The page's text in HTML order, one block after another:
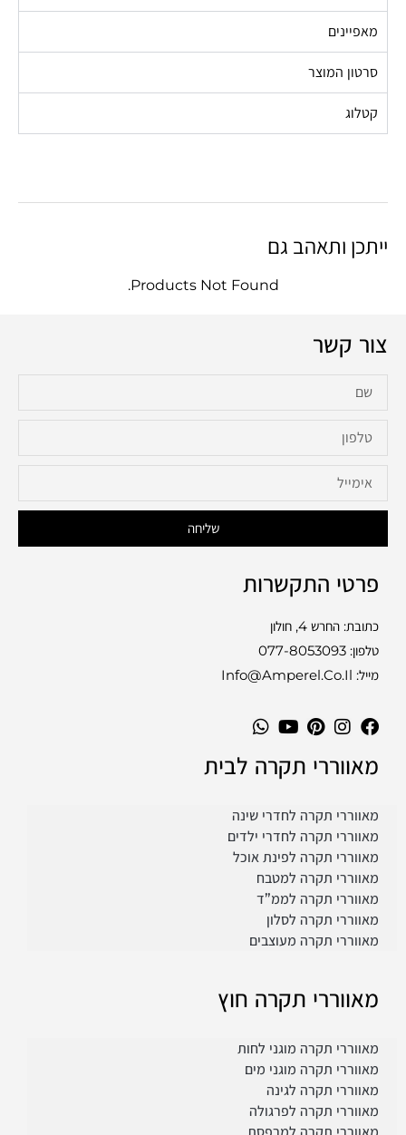
מאפיינים
סרטון המוצר
קטלוג
ייתכן ותאהב גם
Products Not Found.
צור קשר
שליחה
פרטי התקשרות
כתובת: החרש 4, חולון
טלפון: 077-8053093
מייל: Info@amperel.co.il
מאווררי תקרה לבית
מאווררי תקרה לחדרי שינה
מאווררי תקרה לחדרי ילדים
מאווררי תקרה לפינת אוכל
מאווררי תקרה למטבח
מאווררי תקרה לממ”ד
מאווררי תקרה לסלון
מאווררי תקרה מעוצבים
מאווררי תקרה חוץ
מאווררי תקרה מוגני לחות
מאווררי תקרה מוגני מים
מאווררי תקרה לגינה
מאווררי תקרה לפרגולה